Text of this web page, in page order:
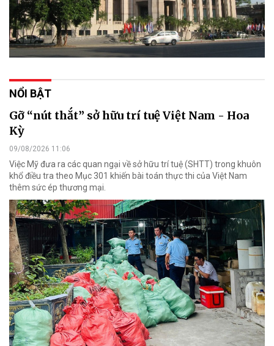
NỔI BẬT
Gỡ “nút thắt” sở hữu trí tuệ Việt Nam - Hoa
Kỳ
09/08/2026 11:06
Việc Mỹ đưa ra các quan ngại về sở hữu trí tuệ (SHTT) trong khuôn
khổ điều tra theo Mục 301 khiến bài toán thực thi của Việt Nam
thêm sức ép thương mại.